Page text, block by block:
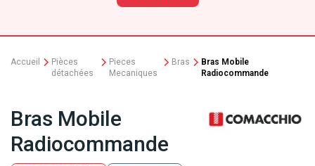
Accueil
Pièces
détachées
Pieces
Mecaniques
Bras
Bras Mobile
Radiocommande
Bras Mobile
Radiocommande